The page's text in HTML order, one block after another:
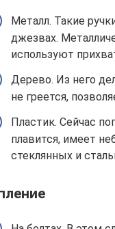
Металл. Такие
джезвах.
используют
Дерево. Из него
не греется,
Пластик. Сейчас
плавится, имеет
стеклянных и